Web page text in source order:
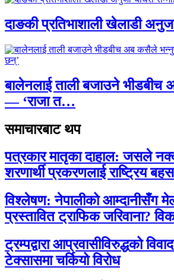
दाङकी प्रतिभाशाली खेलाडी
बालेनलाई ताली बजाउने
— ‘राजा त…
समाचारबाट थप
पत्रकार मातृका दाहाल: जसले
शरणार्थी प्रकरणलाई राष्ट्रिय
विश्लेषण: नेपालीको आम्दानीसँग
प्रस्तावित ट्राफिक जरिवाना?
ट्रम्पद्वारा आप्रवासीविरुद्धको
टेक्सासमा चर्कियो विरोध